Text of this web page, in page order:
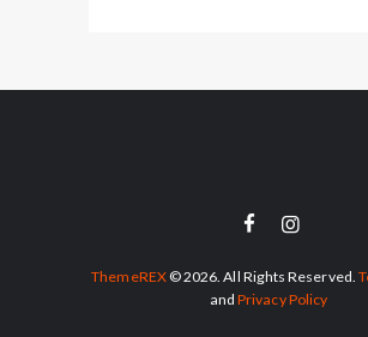
ThemeREX© 2026. All Rights Reserved.
andPrivacy Policy